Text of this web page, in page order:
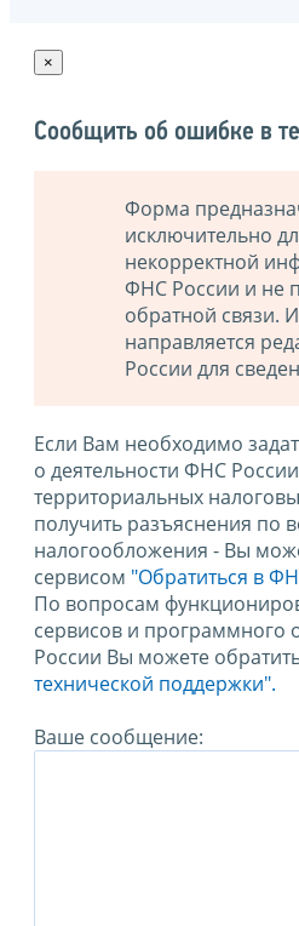
×
Сообщить об ошибке в
Форма
исключительно
некорректной
ФНС России и не
обратной связи.
направляется
России для
Если Вам необходимо
о деятельности ФНС
территориальных
получить разъяснения по
налогообложения - Вы
сервисом "Обратиться в
По вопросам
сервисов и программного
России Вы можете
технической поддержки".
Ваше сообщение: